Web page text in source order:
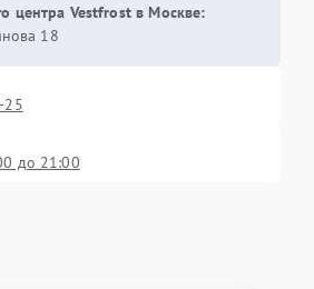
центра Vestfrost в Москве:
18
25
до 21:00